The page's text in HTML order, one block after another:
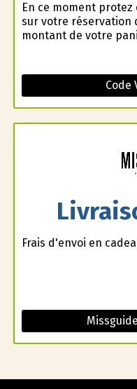
En ce moment
sur votre réservation
montant de votre
Code
Frais d'envoi en